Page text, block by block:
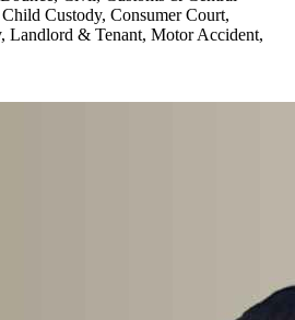
Custody, Consumer Court,
Landlord & Tenant, Motor Accident,